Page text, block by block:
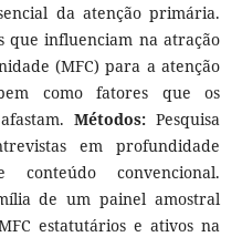
da atenção primária.
que influenciam na atração
(MFC) para a atenção
como fatores que os
Métodos:Pesquisa
em profundidade
convencional.
de um painel amostral
estatutários e ativos na